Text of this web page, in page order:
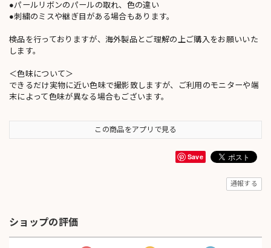
●パールリボンのパールの取れ、色の違い
●刺繍のミスや継ぎ目がある場合もあります。
検品を行っておりますが、海外製品とご理解の上ご購入をお願いいた
します。
＜色味について＞
できるだけ実物に近い色味で撮影致しますが、ご利用のモニターや端
末によって色味が異なる場合もございます。
この商品をアプリで見る
Save
通報する
ショップの評価